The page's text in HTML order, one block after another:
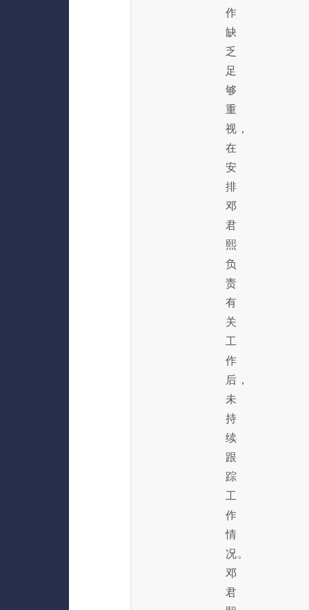
作
缺
乏
足
够
重
视，
在
安
排
邓
君
熙
负
责
有
关
工
作
后，
未
持
续
跟
踪
工
作
情
况。
邓
君